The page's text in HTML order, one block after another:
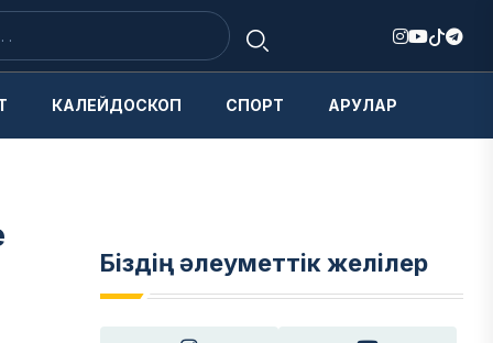
КАЛЕЙДОСКОП СПОРТ АРУЛАР
Біздің әлеуметтік желілер